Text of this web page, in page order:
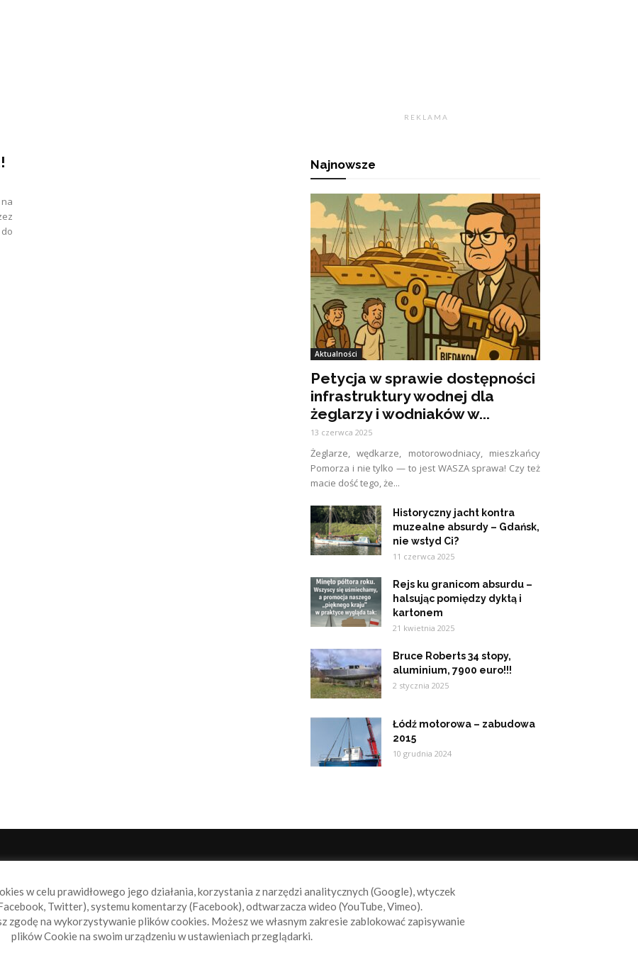
R E K L A M A
Najnowsze
Aktualności
Petycja w sprawie dostępności
infrastruktury wodnej dla
żeglarzy i wodniaków w...
13 czerwca 2025
Żeglarze, wędkarze, motorowodniacy, mieszkańcy
Pomorza i nie tylko — to jest WASZA sprawa! Czy też
macie dość tego, że...
Historyczny jacht kontra
muzealne absurdy – Gdańsk,
nie wstyd Ci?
11 czerwca 2025
Rejs ku granicom absurdu –
halsując pomiędzy dyktą i
kartonem
21 kwietnia 2025
Bruce Roberts 34 stopy,
aluminium, 7900 euro!!!
2 stycznia 2025
Łódź motorowa – zabudowa
2015
10 grudnia 2024
to miejsce dla wszystkich, którzy szukają aktualnych
ze świata żeglarstwa, świata motorowodniactwa i
w celu prawidłowego jego działania, korzystania z narzędzi analitycznych (Google), wtyczek
Twitter), systemu komentarzy (Facebook), odtwarzacza wideo (YouTube, Vimeo).
zgodę na wykorzystywanie plików cookies. Możesz we własnym zakresie zablokować zapisywanie
plików Cookie na swoim urządzeniu w ustawieniach przeglądarki.